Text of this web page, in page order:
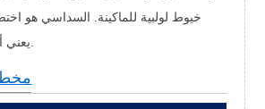
خيوط لولبية للماكينة. السداسي هو